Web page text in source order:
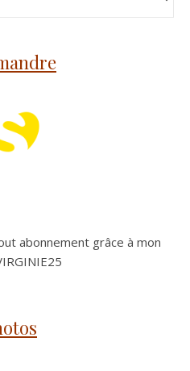
abonnement grâce à mon